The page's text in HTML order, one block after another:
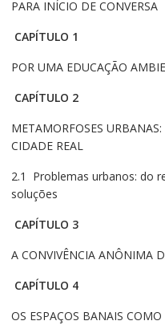
PARA INÍCIO DE CONVERSA
CAPÍTULO 1
POR UMA EDUCAÇÃO
CAPÍTULO 2
METAMORFOSES
CIDADE REAL
2.1 Problemas urbanos: do
soluções
CAPÍTULO 3
A CONVIVÊNCIA ANÔNIMA
CAPÍTULO 4
OS ESPAÇOS BANAIS